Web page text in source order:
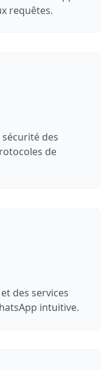
requêtes.
des
de
des services
intuitive.